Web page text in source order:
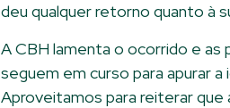
deu qualquer retorno quanto à
A CBH lamenta o ocorrido e as
seguem em curso para apurar
Aproveitamos para reiterar